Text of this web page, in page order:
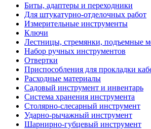
Биты, адаптеры и переходники
Для штукатурно-отделочных работ
Измерительные инструменты
Ключи
Лестницы, стремянки, подъемные
Набор ручных инструментов
Отвертки
Приспособления для прокладки
Расходные материалы
Садовый инструмент и инвентарь
Система хранения инструмента
Столярно-слесарный инструмент
Ударно-рычажный инструмент
Шарнирно-губцевый инструмент